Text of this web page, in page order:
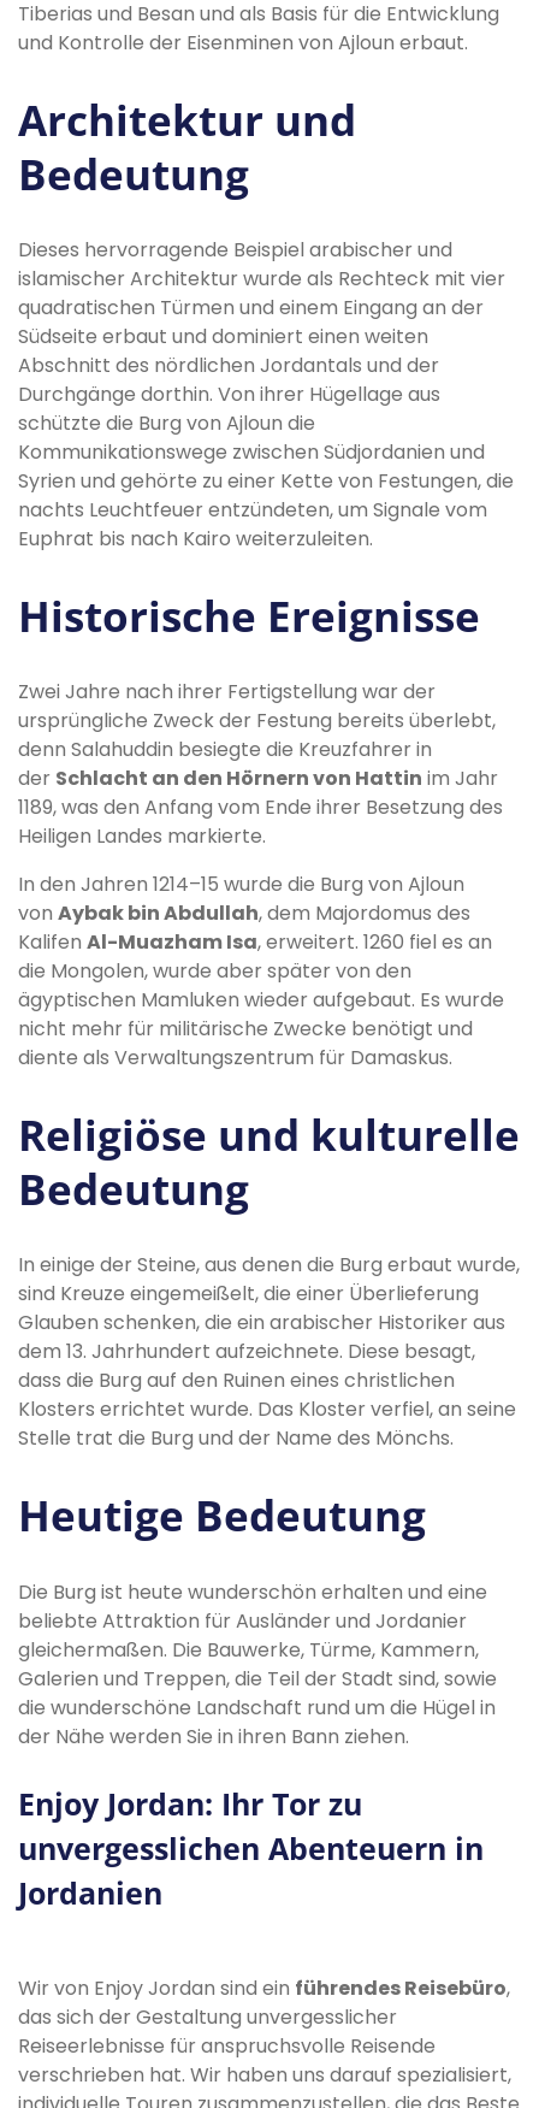
Tiberias und Besan und als Basis für die Entwicklung
und Kontrolle der Eisenminen von Ajloun erbaut.
Architektur und
Bedeutung
Dieses hervorragende Beispiel arabischer und
islamischer Architektur wurde als Rechteck mit vier
quadratischen Türmen und einem Eingang an der
Südseite erbaut und dominiert einen weiten
Abschnitt des nördlichen Jordantals und der
Durchgänge dorthin. Von ihrer Hügellage aus
schützte die Burg von Ajloun die
Kommunikationswege zwischen Südjordanien und
Syrien und gehörte zu einer Kette von Festungen, die
nachts Leuchtfeuer entzündeten, um Signale vom
Euphrat bis nach Kairo weiterzuleiten.
Historische Ereignisse
Zwei Jahre nach ihrer Fertigstellung war der
ursprüngliche Zweck der Festung bereits überlebt,
denn Salahuddin besiegte die Kreuzfahrer in
der Schlacht an den Hörnern von Hattin im Jahr
1189, was den Anfang vom Ende ihrer Besetzung des
Heiligen Landes markierte.
In den Jahren 1214–15 wurde die Burg von Ajloun
von Aybak bin Abdullah, dem Majordomus des
Kalifen Al-Muazham Isa, erweitert. 1260 fiel es an
die Mongolen, wurde aber später von den
ägyptischen Mamluken wieder aufgebaut. Es wurde
nicht mehr für militärische Zwecke benötigt und
diente als Verwaltungszentrum für Damaskus.
Religiöse und kulturelle
Bedeutung
In einige der Steine, aus denen die Burg erbaut wurde,
sind Kreuze eingemeißelt, die einer Überlieferung
Glauben schenken, die ein arabischer Historiker aus
dem 13. Jahrhundert aufzeichnete. Diese besagt,
dass die Burg auf den Ruinen eines christlichen
Klosters errichtet wurde. Das Kloster verfiel, an seine
Stelle trat die Burg und der Name des Mönchs.
Heutige Bedeutung
Die Burg ist heute wunderschön erhalten und eine
beliebte Attraktion für Ausländer und Jordanier
gleichermaßen. Die Bauwerke, Türme, Kammern,
Galerien und Treppen, die Teil der Stadt sind, sowie
die wunderschöne Landschaft rund um die Hügel in
der Nähe werden Sie in ihren Bann ziehen.
Enjoy Jordan: Ihr Tor zu
unvergesslichen Abenteuern in
Jordanien
Wir von Enjoy Jordan sind ein führendes Reisebüro,
das sich der Gestaltung unvergesslicher
Reiseerlebnisse für anspruchsvolle Reisende
verschrieben hat. Wir haben uns darauf spezialisiert,